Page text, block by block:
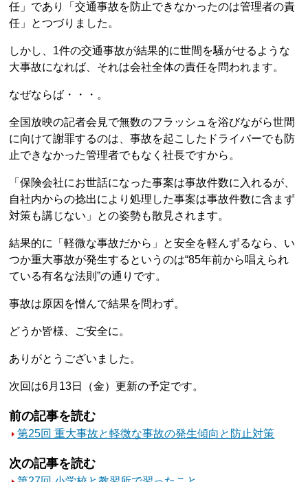
任」であり「交通事故を防止できなかったのは管理者の責
任」とつづりました。
しかし、1件の交通事故が結果的に世間を騒がせるような
大事故になれば、それは会社全体の責任を問われます。
なぜならば・・・。
全国放映の記者会見で無数のフラッシュを浴びながら世間
に向けて謝罪するのは、事故を起こしたドライバーでも防
止できなかった管理者でもなく社長ですから。
「保険会社にお世話になった事案は事故件数に入れるが、
自社内からの捻出により処理した事案は事故件数に含まず
対策も講じない」との姿勢も散見されます。
結果的に「軽微な事故だから」と安全を軽んずるなら、い
つか重大事故が発生するというのは“85年前から唱えられ
ている有名な法則”の通りです。
事故は原因を憎んで結果を問わず。
どうか皆様、ご安全に。
ありがとうございました。
次回は6月13日（金）更新の予定です。
前の記事を読む
第25回 重大事故と軽微な事故の発生傾向と防止対策
次の記事を読む